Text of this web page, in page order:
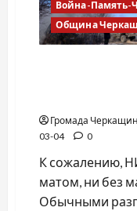
Война-Память-
Община
Громада
03-04
0
К сожалению,
матом, ни без
Обычными